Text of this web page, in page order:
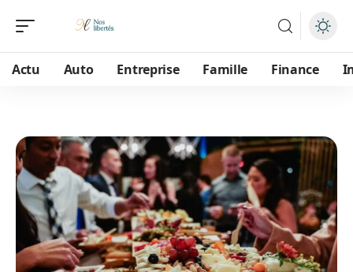
Actu Auto Entreprise Famille Finance